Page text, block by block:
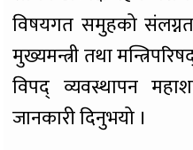
विषयगत समुहको
मुख्यमन्त्री तथा
विपद् व्यवस्थापन
जानकारी दिनुभयो ।